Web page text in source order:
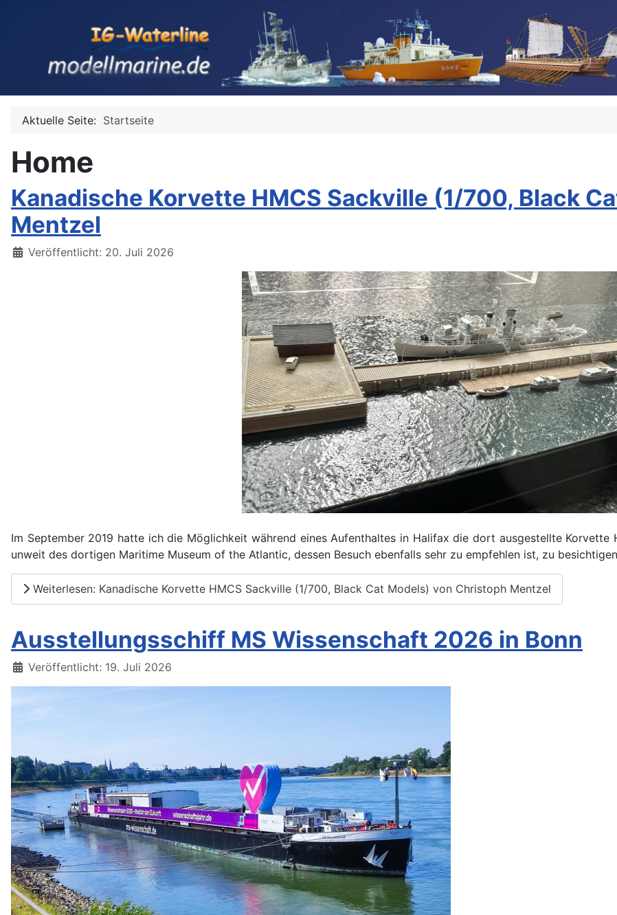
Aktuelle Seite: Startseite
Home
Kanadische Korvette HMCS Sackville (1/700, Black
Mentzel
Details
Veröffentlicht: 20. Juli 2026
Im September 2019 hatte ich die Möglichkeit während eines Aufenthaltes in Halifax die dort ausgestellte Korvette
unweit des dortigen Maritime Museum of the Atlantic, dessen Besuch ebenfalls sehr zu empfehlen ist, zu
Weiterlesen: Kanadische Korvette HMCS Sackville (1/700, Black Cat Models) von Christoph Mentzel
Ausstellungsschiff MS Wissenschaft 2026 in Bonn
Details
Veröffentlicht: 19. Juli 2026